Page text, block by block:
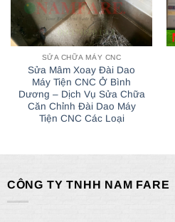
SỬA CHỮA MÁY CNC
Sửa Mâm Xoay Đài Dao
Máy Tiện CNC Ở Bình
Dương – Dịch Vụ Sửa Chữa
Căn Chỉnh Đài Dao Máy
Tiện CNC Các Loại
CÔNG TY TNHH NAM FARE